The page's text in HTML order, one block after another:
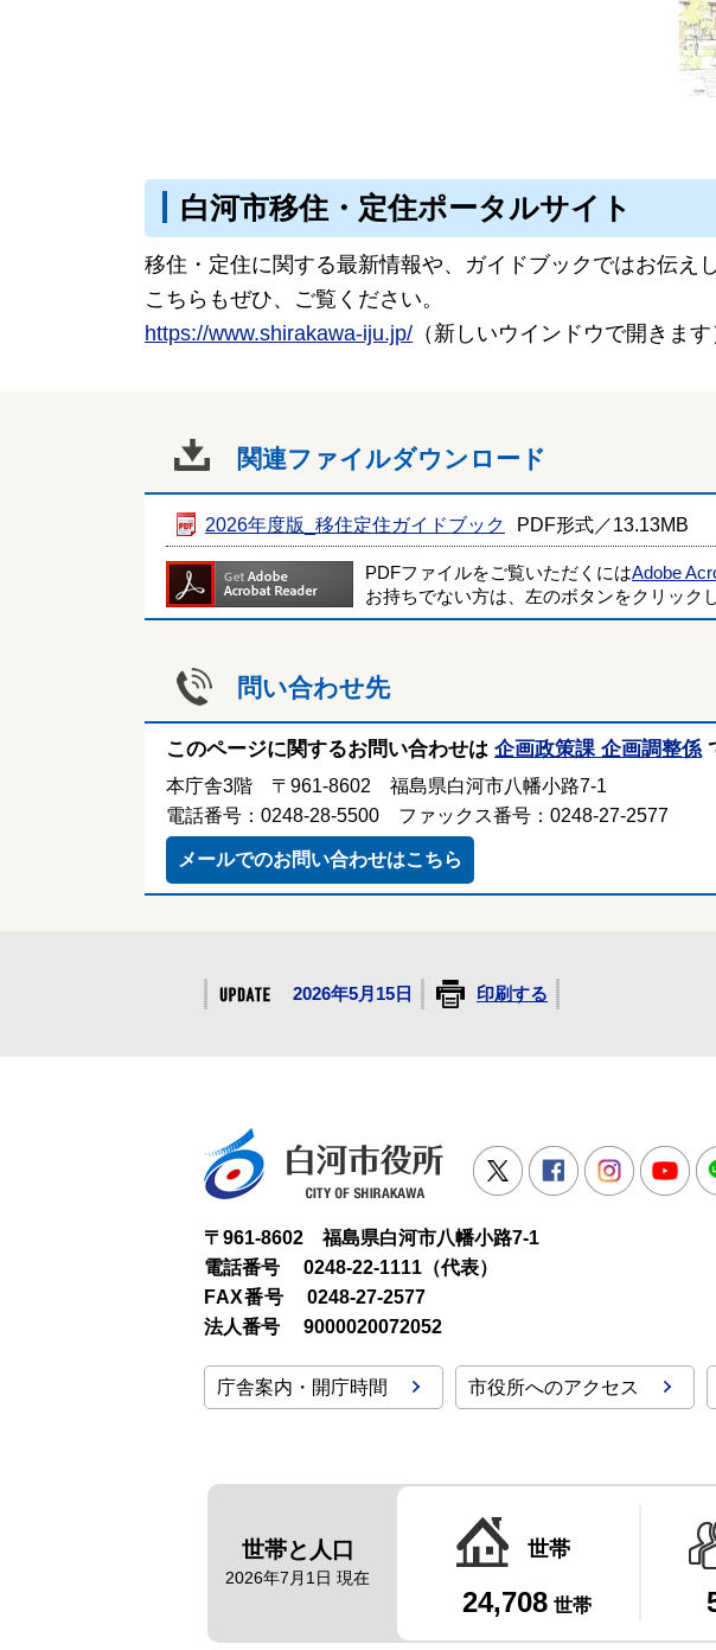
白河市移住・定住ポータルサイト
移住・定住に関する最新情報や、ガイドブックではお伝え
こちらもぜひ、ご覧ください。
https://www.shirakawa-iju.jp/ （新しいウインドウで開きます
関連ファイルダウンロード
2026年度版_移住定住ガイドブック PDF形式／13.13MB
PDFファイルをご覧いただくにはAdobe
お持ちでない方は、左のボタンをクリック
問い合わせ先
このページに関するお問い合わせは 企画政策課 企画調整係
本庁舎3階 〒961-8602 福島県白河市八幡小路7-1
電話番号：0248-28-5500 ファックス番号：0248-27-2577
メールでのお問い合わせはこちら
2026年5月15日 印刷する
白河市役所
Twitter FacebookInstagram
〒961-8602 福島県白河市八幡小路7-1
電話番号
0248-22-1111（代表）
FAX番号
0248-27-2577
法人番号
9000020072052
庁舎案内・開庁時間 市役所へのアクセス
世帯と人口
2026年7月1日 現在
世帯
24,708 世帯